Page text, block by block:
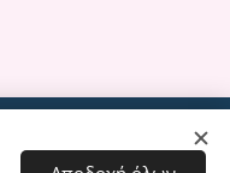
Cookies